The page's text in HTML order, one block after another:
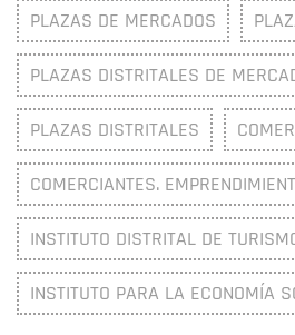
PLAZAS DE MERCADOS
PLAZAS DISTRITALES DE
PLAZAS DISTRITALES
COMERCIANTES.
INSTITUTO DISTRITAL DE
INSTITUTO PARA LA ECONOMÍA